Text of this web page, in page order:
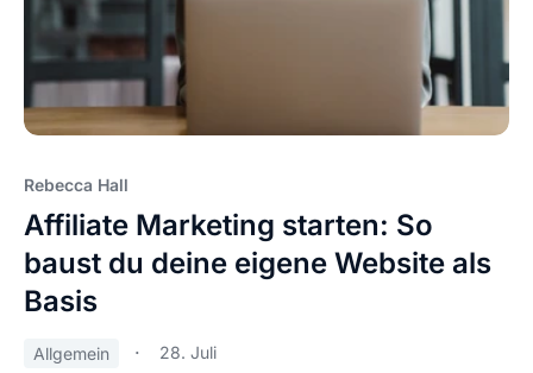
Rebecca Hall
Affiliate Marketing starten: So
baust du deine eigene Website als
Basis
Allgemein 28. Juli